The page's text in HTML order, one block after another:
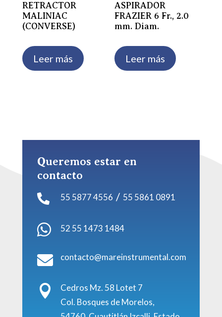
RETRACTOR
MALINIAC
(CONVERSE)
Leer más
ASPIRADOR
FRAZIER 6 Fr., 2.0
mm. Diam.
Leer más
Queremos estar en
contacto

55 5877 4556 / 55 5861 0891
 52 55 1473 1484
 contacto@mareinstrumental.com

Cedros Mz. 58 Lotet 7
Col. Bosques de Morelos,